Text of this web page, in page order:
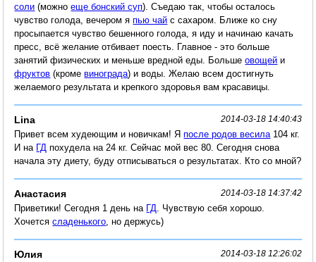
соли (можноеще бонский суп). Съедаю так, чтобы осталось
чувство голода, вечером япью чай с сахаром. Ближе ко сну
просыпается чувство бешенного голода, я иду и начинаю качать
пресс, всё желание отбивает поесть. Главное - это больше
занятий физических и меньше вредной еды. Большеовощей и
фруктов (кромевинограда) и воды. Желаю всем достигнуть
желаемого результата и крепкого здоровья вам красавицы.
Lina 2014-03-18 14:40:43
Привет всем худеющим и новичкам! Япосле родов весила 104 кг.
И на ГД похудела на 24 кг. Сейчас мой вес 80. Сегодня снова
начала эту диету, буду отписываться о результатах. Кто со мной?
Анастасия 2014-03-18 14:37:42
Приветики! Сегодня 1 день на ГД
. Чувствую себя хорошо.
Хочетсясладенького , но держусь)
Юлия 2014-03-18 12:26:02